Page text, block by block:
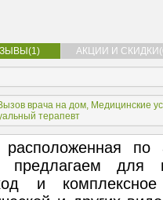
АКЦИИ И
врача на дом, Медицинские
терапевт
для
и